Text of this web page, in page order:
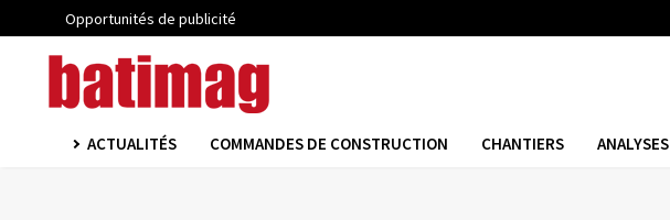
Opportunités de publicité
ACTUALITÉS COMMANDES DE CONSTRUCTION CHANTIERS ANALYSES